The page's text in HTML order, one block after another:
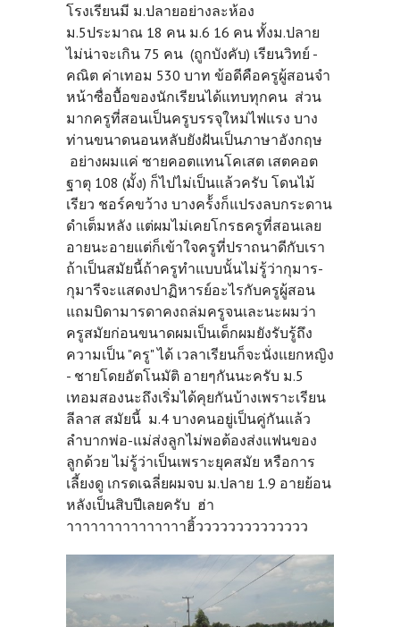
โรงเรียนมี ม.ปลายอย่างละห้อง
ม.5ประมาณ 18 คน ม.6 16 คน ทั้งม.ปลาย
ไม่น่าจะเกิน 75 คน (ถูกบังคับ) เรียนวิทย์ -
คณิต ค่าเทอม 530 บาท ข้อดีคือครูผู้สอนจำ
หน้าซื่อบื้อของนักเรียนได้แทบทุกคน ส่วน
มากครูที่สอนเป็นครูบรรจุใหม่ไฟแรง บาง
ท่านขนาดนอนหลับยังฝันเป็นภาษาอังกฤษ
อย่างผมแค่ ซายคอตแทนโคเสต เสตคอต
ฐาตุ 108 (มั้ง) ก็ไปไม่เป็นแล้วครับ โดนไม้
เรียว ชอร์คขว้าง บางคร้้งก็แปรงลบกระดาน
ดำเต็มหลัง แต่ผมไม่เคยโกรธครูที่สอนเลย
อายนะอายแต่ก็เข้าใจครูที่ปราถนาดีกับเรา
ถ้าเป็นสมัยนี้ถ้าครูทำแบบนั้นไม่รู้ว่ากุมาร-
กุมารีจะแสดงปาฏิหารย์อะไรกับครูผู้สอน
แถมบิดามารดาคงถล่มครูจนเละนะผมว่า
ครูสมัยก่อนขนาดผมเป็นเด็กผมยังรับรู้ถึง
ความเป็น "ครู" ได้ เวลาเรียนก็จะนั่งแยกหญิง
- ชายโดยอัตโนมัติ อายๆกันนะครับ ม.5
เทอมสองนะถึงเริ่มได้คุยกันบ้างเพราะเรียน
ลีลาส สมัยนี้ ม.4 บางคนอยู่เป็นคู่กันแล้ว
ลำบากพ่อ-แม่ส่งลูกไม่พอต้องส่งแฟนของ
ลูกด้วย ไม่รู้ว่าเป็นเพราะยุคสมัย หรือการ
เลี้ยงดู เกรดเฉลี่ยผมจบ ม.ปลาย 1.9 อายย้อน
หลังเป็นสิบปีเลยครับ ฮ่า
าาาาาาาาาาาาาาาฮิ้วววววววววววววว